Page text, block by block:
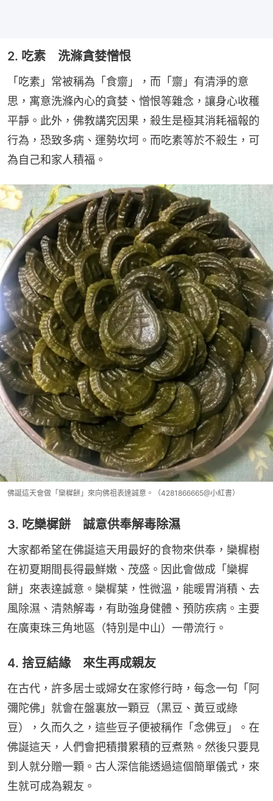
2. 吃素 洗滌貪婪憎恨
「吃素」常被稱為「食齋」，而「齋」有清淨的意
思，寓意洗滌內心的貪婪、憎恨等雜念，讓身心收穫
平靜。此外，佛教講究因果，殺生是極其消耗福報的
行為，恐致多病、運勢坎坷。而吃素等於不殺生，可
為自己和家人積福。
佛誕這天會做「欒樨餅」來向佛祖表達誠意。（4281866665@小紅書）
3. 吃欒樨餅 誠意供奉解毒除濕
大家都希望在佛誕這天用最好的食物來供奉，欒樨樹
在初夏期間長得最鮮嫩、茂盛。因此會做成「欒樨
餅」來表達誠意。欒樨葉，性微溫，能暖胃消積、去
風除濕、清熱解毒，有助強身健體、預防疾病。主要
在廣東珠三角地區（特別是中山）一帶流行。
4. 捨豆結緣 來生再成親友
在古代，許多居士或婦女在家修行時，每念一句「阿
彌陀佛」就會在盤裏放一顆豆（黑豆、黃豆或綠
豆），久而久之，這些豆子便被稱作「念佛豆」。在
佛誕這天，人們會把積攢累積的豆煮熟。然後只要見
到人就分贈一顆。古人深信能透過這個簡單儀式，來
生就可成為親友。